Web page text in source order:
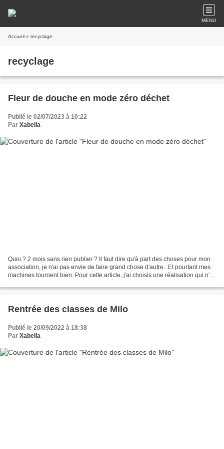
MENU
Accueil » recyclage
recyclage
Fleur de douche en mode zéro déchet
Publié le 02/07/2023 à 10:22
Par Xabella
Quoi ? 2 mois sans rien publier ? Il faut dire qu'à part des choses pour mon
association, je n'ai pas envie de faire grand chose d'autre...Et pourtant mes
machines tournent bien. Pour cette article, j'ai choisis une réalisation qui n'a
Rentrée des classes de Milo
Publié le 20/09/2022 à 18:38
Par Xabella